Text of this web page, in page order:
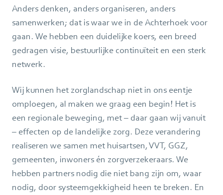
Anders denken, anders organiseren, anders
samenwerken; dat is waar we in de Achterhoek voor
gaan. We hebben een duidelijke koers, een breed
gedragen visie, bestuurlijke continuïteit en een sterk
netwerk.
Wij kunnen het zorglandschap niet in ons eentje
omploegen, al maken we graag een begin! Het is
een regionale beweging, met – daar gaan wij vanuit
– effecten op de landelijke zorg. Deze verandering
realiseren we samen met huisartsen, VVT, GGZ,
gemeenten, inwoners én zorgverzekeraars. We
hebben partners nodig die niet bang zijn om, waar
nodig, door systeemgekkigheid heen te breken. En